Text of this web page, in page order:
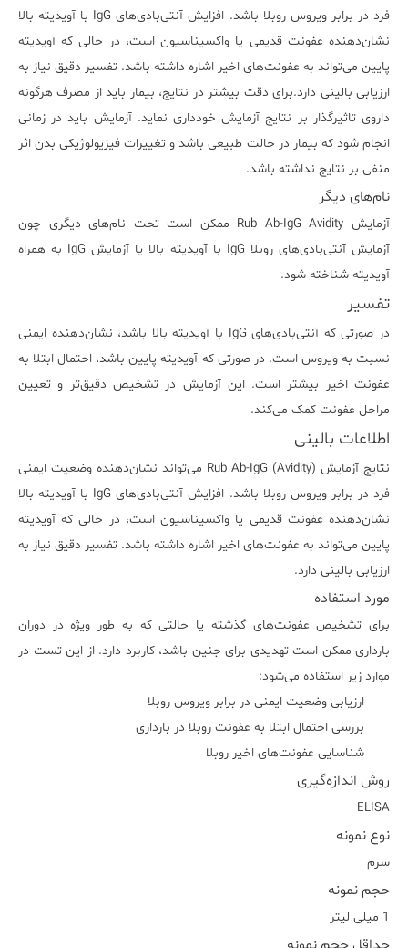
فرد در برابر ویروس روبلا باشد. افزایش آنتی‌بادی‌های IgG با آویدیته بالا
نشان‌دهنده عفونت قدیمی یا واکسیناسیون است، در حالی که آویدیته
پایین می‌تواند به عفونت‌های اخیر اشاره داشته باشد. تفسیر دقیق نیاز به
ارزیابی بالینی دارد.برای دقت بیشتر در نتایج، بیمار باید از مصرف هرگونه
داروی تاثیرگذار بر نتایج آزمایش خودداری نماید. آزمایش باید در زمانی
انجام شود که بیمار در حالت طبیعی باشد و تغییرات فیزیولوژیکی بدن اثر
منفی بر نتایج نداشته باشد.
نام‌های دیگر
آزمایش Rub Ab-IgG Avidity ممکن است تحت نام‌های دیگری چون
آزمایش آنتی‌بادی‌های روبلا IgG با آویدیته بالا یا آزمایش IgG به همراه
آویدیته شناخته شود.
تفسیر
در صورتی که آنتی‌بادی‌های IgG با آویدیته بالا باشد، نشان‌دهنده ایمنی
نسبت به ویروس است. در صورتی که آویدیته پایین باشد، احتمال ابتلا به
عفونت اخیر بیشتر است. این آزمایش در تشخیص دقیق‌تر و تعیین
مراحل عفونت کمک می‌کند.
اطلاعات بالینی
نتایج آزمایش Rub Ab-IgG (Avidity) می‌تواند نشان‌دهنده وضعیت ایمنی
فرد در برابر ویروس روبلا باشد. افزایش آنتی‌بادی‌های IgG با آویدیته بالا
نشان‌دهنده عفونت قدیمی یا واکسیناسیون است، در حالی که آویدیته
پایین می‌تواند به عفونت‌های اخیر اشاره داشته باشد. تفسیر دقیق نیاز به
ارزیابی بالینی دارد.
مورد استفاده
برای تشخیص عفونت‌های گذشته یا حالتی که به طور ویژه در دوران
بارداری ممکن است تهدیدی برای جنین باشد، کاربرد دارد. از این تست در
موارد زیر استفاده می‌شود:
ارزیابی وضعیت ایمنی در برابر ویروس روبلا
بررسی احتمال ابتلا به عفونت روبلا در بارداری
شناسایی عفونت‌های اخیر روبلا
روش اندازه‌گیری
ELISA
نوع نمونه
سرم
حجم نمونه
1 میلی لیتر